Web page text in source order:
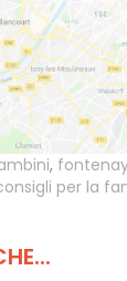
,
per la